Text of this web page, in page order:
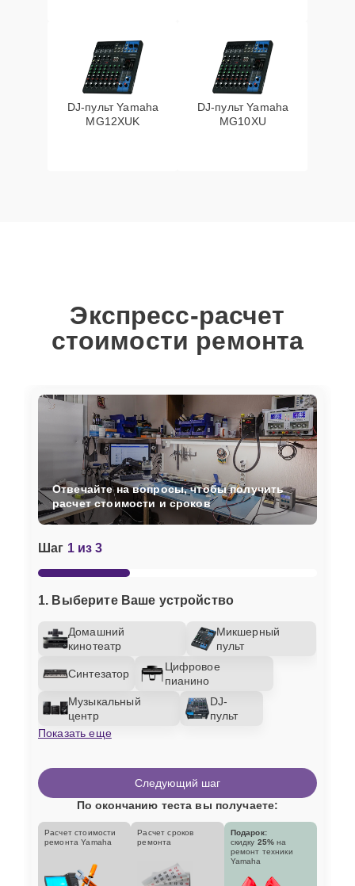
DJ-пульт Yamaha
MG12XUK
DJ-пульт Yamaha
MG10XU
Экспресс-расчет
стоимости ремонта
Шаг 1 из 3
1. Выберите Ваше устройство
Домашний
кинотеатр
Микшерный
пульт
Синтезатор
Цифровое
пианино
Музыкальный
центр
DJ-
пульт
Показать еще
Отвечайте на вопросы, чтобы получить
расчет стоимости и сроков
Следующий шаг
По окончанию теста вы получаете:
Расчет стоимости
ремонта Yamaha
Расчет сроков
ремонта
Подарок:
скидку 25% на
ремонт техники
Yamaha